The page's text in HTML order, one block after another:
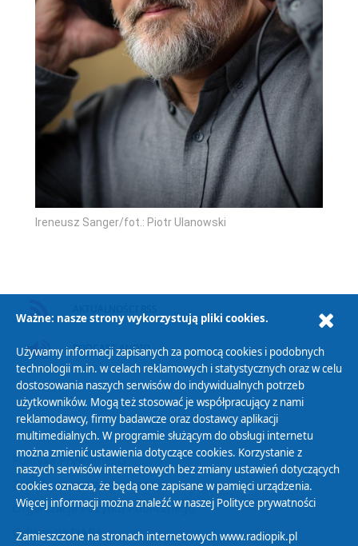
Ireneusz Sanger/fot.: Piotr Ulanowski
PODCAST AUDIO
Polityka Prywatności
Zasady korzystania z Serwisu
Organizacje Pożytku Publicznego
Cyfryzacja DAB+
Ważne: nasze strony wykorzystują pliki cookies.
Używamy informacji zapisanych za pomocą cookies i podobnych
technologii m.in. w celach reklamowych i statystycznych oraz w celu
dostosowania naszych serwisów do indywidualnych potrzeb
użytkowników. Mogą też stosować je współpracujący z nami
reklamodawcy, firmy badawcze oraz dostawcy aplikacji
multimedialnych. W programie służącym do obsługi internetu
można zmienić ustawienia dotyczące cookies. Korzystanie z
naszych serwisów internetowych bez zmiany ustawień dotyczących
cookies oznacza, że będą one zapisane w pamięci urządzenia.
Więcej informacji można znaleźć w naszej Polityce prywatności
Zamieszczone na stronach internetowych www.radiopik.pl